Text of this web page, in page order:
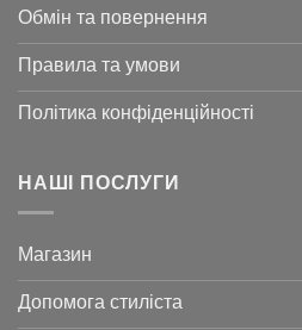
Обмін та повернення
Правила та умови
Політика конфіденційності
НАШІ ПОСЛУГИ
Магазин
Допомога стиліста